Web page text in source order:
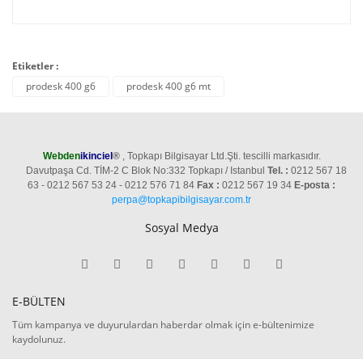
Etiketler :
prodesk 400 g6
prodesk 400 g6 mt
Webdenikinciel ®, Topkapı Bilgisayar Ltd.Şti. tescilli markasıdır.
Davutpaşa Cd. TİM-2 C Blok No:332 Topkapı / Istanbul Tel. : 0212 567 18
63 - 0212 567 53 24 - 0212 576 71 84 Fax : 0212 567 19 34 E-posta :
perpa@topkapibilgisayar.com.tr
Sosyal Medya
E-BÜLTEN
Tüm kampanya ve duyurulardan haberdar olmak için e-bültenimize
kaydolunuz.